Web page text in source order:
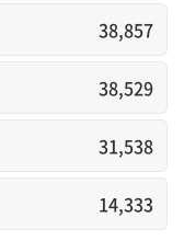
38,857
38,529
31,538
14,333